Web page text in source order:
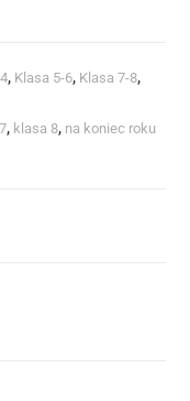
, Klasa 5-6, Klasa 7-8,
, klasa 8, na koniec roku